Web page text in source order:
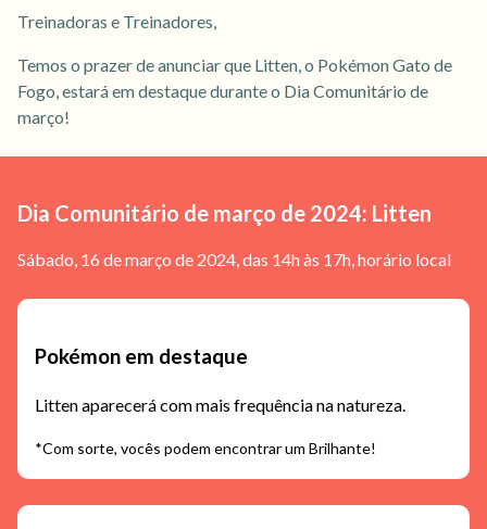
Treinadoras e Treinadores,
Temos o prazer de anunciar que Litten, o Pokémon Gato de
Fogo, estará em destaque durante o Dia Comunitário de
março!
Dia Comunitário de março de 2024: Litten
Sábado, 16 de março de 2024, das 14h às 17h, horário local
Pokémon em destaque
Litten aparecerá com mais frequência na natureza.
*Com sorte, vocês podem encontrar um Brilhante!